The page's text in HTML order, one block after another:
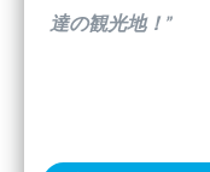
達の観光地！”